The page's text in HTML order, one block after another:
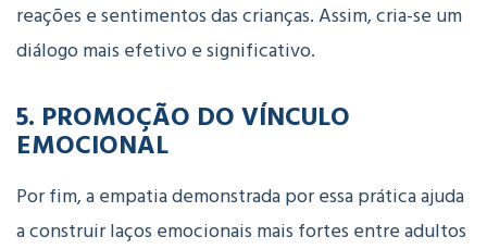
reações e sentimentos das crianças. Assim, cria-se um
diálogo mais efetivo e significativo.
5. PROMOÇÃO DO VÍNCULO
EMOCIONAL
Por fim, a empatia demonstrada por essa prática ajuda
a construir laços emocionais mais fortes entre adultos